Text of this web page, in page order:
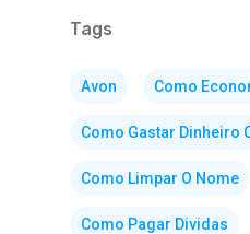
Tags
Avon Como
Como Gastar Dinheiro
Como Limpar O Nome
Como Pagar Dividas